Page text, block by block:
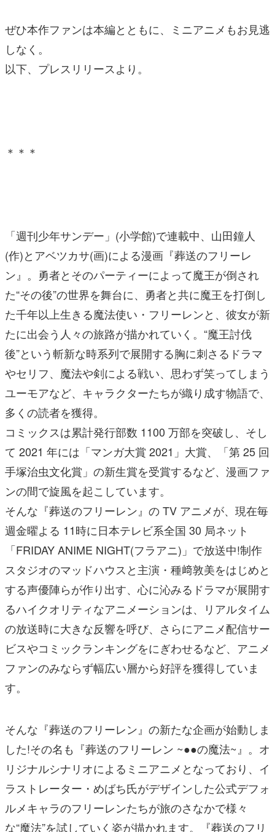
ぜひ本作ファンは本編とともに、ミニアニメもお見逃
しなく。
以下、プレスリリースより。
＊＊＊
「週刊少年サンデー」(小学館)で連載中、山田鐘人
(作)とアベツカサ(画)による漫画『葬送のフリーレ
ン』。勇者とそのパーティーによって魔王が倒され
た“その後”の世界を舞台に、勇者と共に魔王を打倒し
た千年以上生きる魔法使い・フリーレンと、彼女が新
たに出会う人々の旅路が描かれていく。“魔王討伐
後”という斬新な時系列で展開する胸に刺さるドラマ
やセリフ、魔法や剣による戦い、思わず笑ってしまう
ユーモアなど、キャラクターたちが織り成す物語で、
多くの読者を獲得。
コミックスは累計発行部数 1100 万部を突破し、そし
て 2021 年には「マンガ大賞 2021」大賞、「第 25 回
手塚治虫文化賞」の新生賞を受賞するなど、漫画ファ
ンの間で旋風を起こしています。
そんな『葬送のフリーレン』の TV アニメが、現在毎
週金曜よる 11時に日本テレビ系全国 30 局ネット
「FRIDAY ANIME NIGHT(フラアニ)」で放送中!制作
スタジオのマッドハウスと主演・種﨑敦美をはじめと
する声優陣らが作り出す、心に沁みるドラマが展開す
るハイクオリティなアニメーションは、リアルタイム
の放送時に大きな反響を呼び、さらにアニメ配信サー
ビスやコミックランキングをにぎわせるなど、アニメ
ファンのみならず幅広い層から好評を獲得していま
す。
そんな『葬送のフリーレン』の新たな企画が始動しま
した!その名も『葬送のフリーレン ~●●の魔法~』。オ
リジナルシナリオによるミニアニメとなっており、イ
ラストレーター・めばち氏がデザインした公式デフォ
ルメキャラのフリーレンたちが旅のさなかで様々
な“魔法”を試していく姿が描かれます。『葬送のフリ